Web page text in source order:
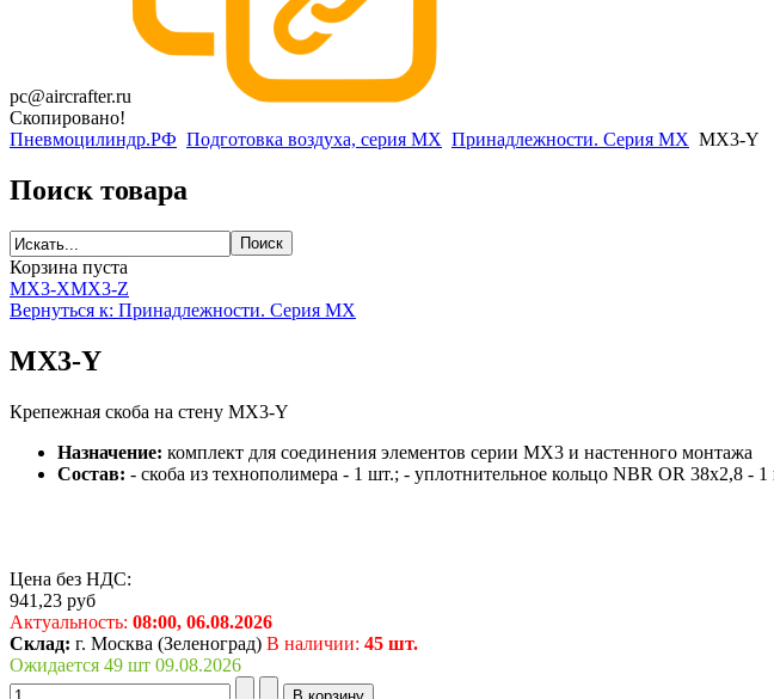
pc@aircrafter.ru
Скопировано!
Пневмоцилиндр.РФ Подготовка воздуха, серия MX Принадлежности. Серия MX MX3-Y
Поиск товара
Корзина пуста
MX3-XMX3-Z
Вернуться к: Принадлежности. Серия MX
MX3-Y
Крепежная скоба на стену MX3-Y
Назначение: комплект для соединения элементов серии MX3 и настенного монтажа
Состав: - скоба из технополимера - 1 шт.; - уплотнительное кольцо NBR OR 38x2,8
Цена без НДС:
941,23 руб
Актуальность: 08:00, 06.08.2026
Склад: г. Москва (Зеленоград) В наличии: 45 шт.
Ожидается 49 шт 09.08.2026